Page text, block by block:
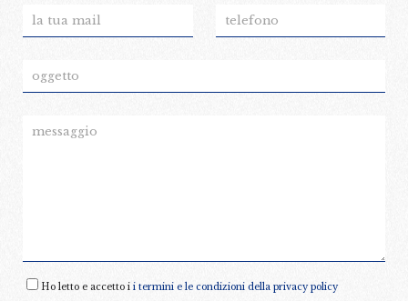
Ho letto e accetto i i termini e le condizioni della privacy policy